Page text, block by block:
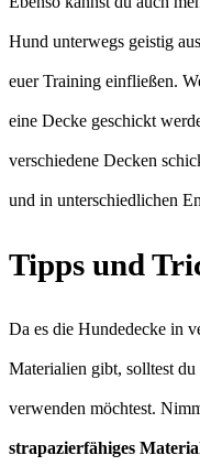
Hund unterwegs geistig
euer Training einfließen.
eine Decke geschickt
verschiedene Decken
und in unterschiedlichen
Tipps und
Da es die Hundedecke in
Materialien gibt, solltest
verwenden möchtest.
strapazierfähiges